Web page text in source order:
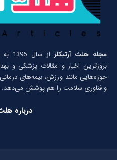
مجله هلث آرتیکلز
از
بروزترین اخبار و مقالات پزشکی و
حوزه‌هایی مانند ورزش، بیمه‌های
و فناوری سلامت را هم پوشش می‌دهد.
درباره